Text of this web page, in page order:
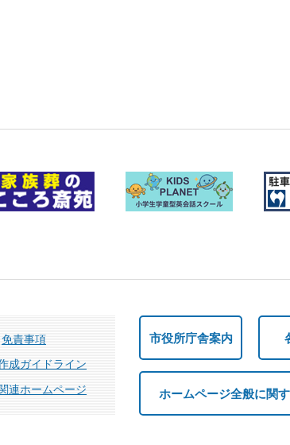
免責事項
成ガイドライン
連ホームページ
市役所庁舎案内
ホームページ全般に関